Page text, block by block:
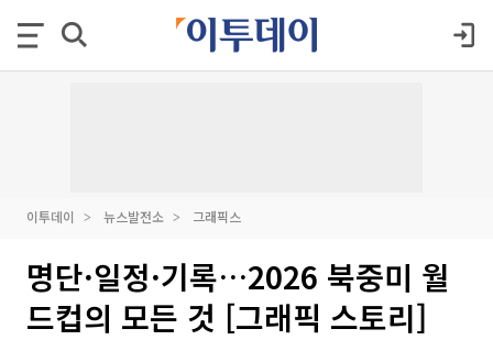
이투데이 뉴스발전소 그래픽스
명단·일정·기록…2026 북중미 월
드컵의 모든 것 [그래픽 스토리]